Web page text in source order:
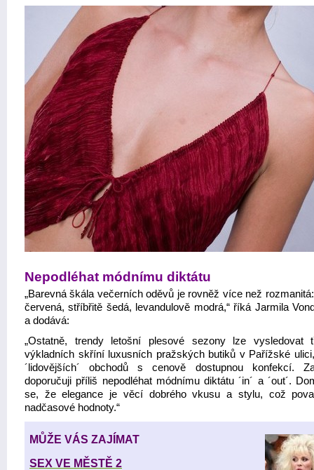
Nepodléhat módnímu diktátu
„Barevná škála večerních oděvů je rovněž více než
červená, stříbřitě šedá, levandulově modrá,“ říká Jarmila
a dodává:
„Ostatně, trendy letošní plesové sezony lze vysledovat
výkladních skříní luxusních pražských butiků v Pařížské
´lidovějších´ obchodů s cenově dostupnou konfekcí.
doporučuji příliš nepodléhat módnímu diktátu ´in´ a ´out´.
se, že elegance je věcí dobrého vkusu a stylu, což
nadčasové hodnoty.“
MŮŽE VÁS ZAJÍMAT
SEX VE MĚSTĚ 2